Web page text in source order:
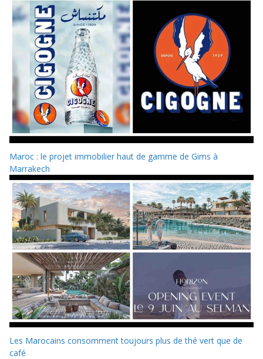
Maroc : le projet immobilier haut de gamme de Gims à
Marrakech
Les Marocains consomment toujours plus de thé vert que de
café